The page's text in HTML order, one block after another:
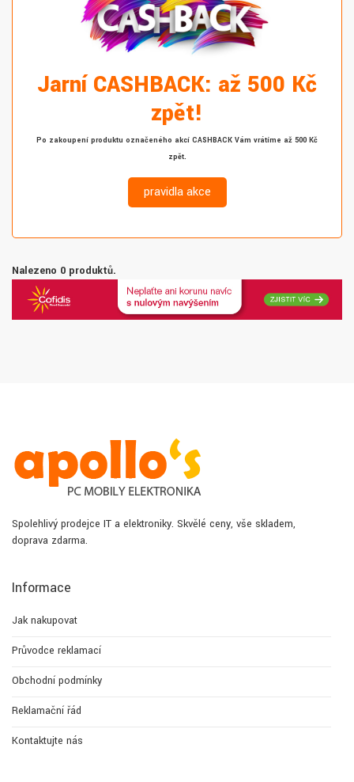
Jarní CASHBACK: až 500 Kč
zpět!
Po zakoupení produktu označeného akcí CASHBACK Vám vrátíme až 500 Kč
zpět.
pravidla akce
Nalezeno 0 produktů.
Spolehlivý prodejce IT a elektroniky. Skvělé ceny, vše skladem,
doprava zdarma.
Informace
Jak nakupovat
Průvodce reklamací
Obchodní podmínky
Reklamační řád
Kontaktujte nás